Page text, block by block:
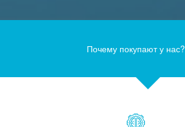
Почему покупают у нас?